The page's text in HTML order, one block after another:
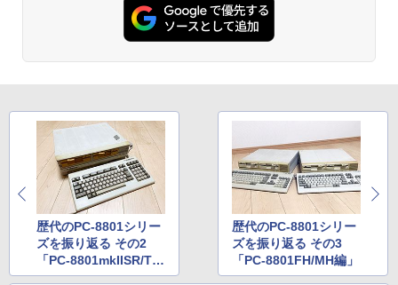
歴代のPC-8801シリー
ズを振り返る その2
「PC-8801mkIISR/TR/
FR/MR編」
歴代のPC-8801シリー
ズを振り返る その3
「PC-8801FH/MH編」